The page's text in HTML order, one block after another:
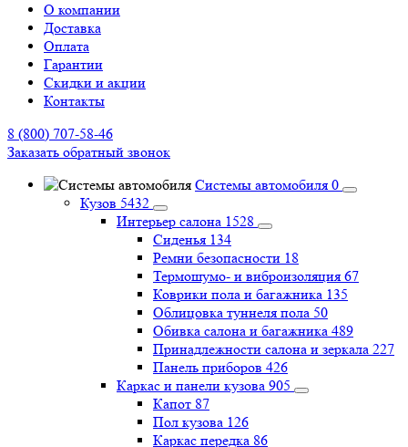
О компании
Доставка
Оплата
Гарантии
Скидки и акции
Контакты
8 (800) 707-58-46
Заказать обратный звонок
Системы автомобиля 0
Кузов 5432
Интерьер салона 1528
Сиденья 134
Ремни безопасности 18
Термошумо- и виброизоляция 67
Коврики пола и багажника 135
Облицовка туннеля пола 50
Обивка салона и багажника 489
Принадлежности салона и зеркала 227
Панель приборов 426
Каркас и панели кузова 905
Капот 87
Пол кузова 126
Каркас передка 86